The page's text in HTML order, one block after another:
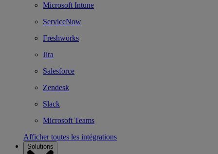
Microsoft Intune
ServiceNow
Freshworks
Jira
Salesforce
Zendesk
Slack
Microsoft Teams
Afficher toutes les intégrations
Solutions